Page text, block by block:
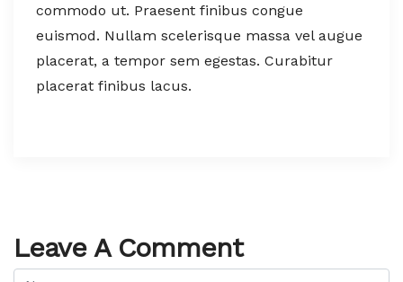
commodo ut. Praesent finibus congue
euismod. Nullam scelerisque massa vel augue
placerat, a tempor sem egestas. Curabitur
placerat finibus lacus.
Leave A Comment